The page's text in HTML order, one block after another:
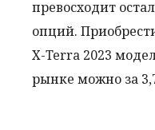
превосходит
опций.
X-Terra 2023
рынке можно за